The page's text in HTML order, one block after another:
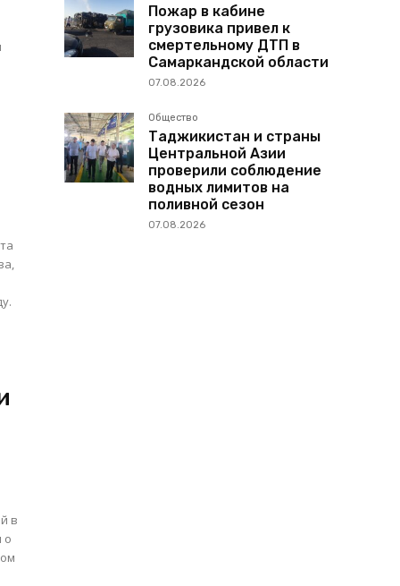
в
о
Пожар в кабине
грузовика привел к
смертельному ДТП в
Самаркандской области
07.08.2026
Общество
Таджикистан и страны
Центральной Азии
проверили соблюдение
водных лимитов на
поливной сезон
07.08.2026